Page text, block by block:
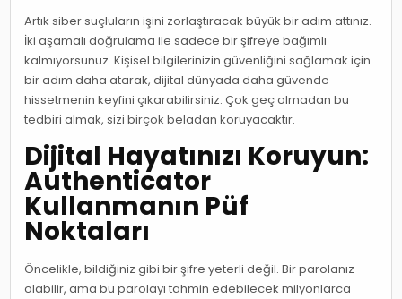
Artık siber suçluların işini zorlaştıracak büyük bir adım attınız.
İki aşamalı doğrulama ile sadece bir şifreye bağımlı
kalmıyorsunuz. Kişisel bilgilerinizin güvenliğini sağlamak için
bir adım daha atarak, dijital dünyada daha güvende
hissetmenin keyfini çıkarabilirsiniz. Çok geç olmadan bu
tedbiri almak, sizi birçok beladan koruyacaktır.
Dijital Hayatınızı Koruyun:
Authenticator
Kullanmanın Püf
Noktaları
Öncelikle, bildiğiniz gibi bir şifre yeterli değil. Bir parolanız
olabilir, ama bu parolayı tahmin edebilecek milyonlarca